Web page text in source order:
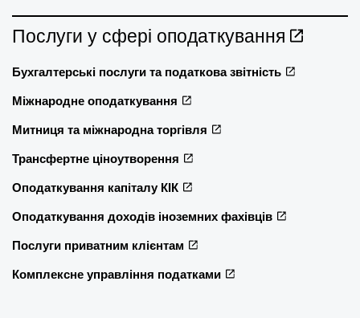
Послуги у сфері оподаткування
Бухгалтерські послуги та податкова звітність
Міжнародне оподаткування
Митниця та міжнародна торгівля
Трансфертне ціноутворення
Оподаткування капіталу КІК
Оподаткування доходів іноземних фахівців
Послуги приватним клієнтам
Комплексне управління податками